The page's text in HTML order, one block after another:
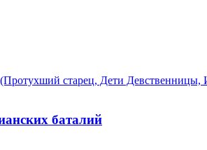
старец, Дети
баталий